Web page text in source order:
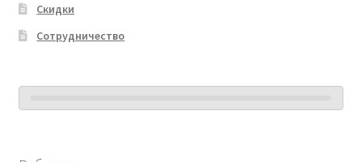
Скидки
Сотрудничество